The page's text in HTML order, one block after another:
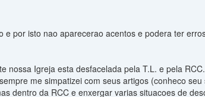
por isto nao aparecerao acentos e podera ter
nossa Igreja esta desfacelada pela T.L. e pela
me simpatizei com seus artigos (conheco
dentro da RCC e enxergar varias situacoes de